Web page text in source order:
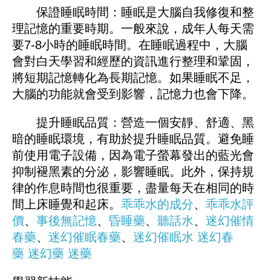
保證睡眠時間：睡眠是大腦自我修復和整
理記憶的重要時期。一般來說，成年人每天需
要7-8小時的睡眠時間。在睡眠過程中，大腦
會對白天學習和經歷的資訊進行整理和鞏固，
將短期記憶轉化為長期記憶。如果睡眠不足，
大腦的功能就會受到影響，記憶力也會下降。
提升睡眠品質：營造一個安靜、舒適、黑
暗的睡眠環境，有助於提升睡眠品質。避免睡
前使用電子設備，因為電子螢幕發出的藍光會
抑制褪黑素的分泌，影響睡眠。此外，保持規
律的作息時間也很重要，盡量每天在相同的時
間上床睡覺和起床。 乖乖水的成分、 乖乖水評
價、 事後無記憶、 昏睡藥、 聽話水、 迷幻催情
春藥、 迷幻催眠春藥、 迷幻催眠水 迷幻春
藥 迷幻藥 迷藥